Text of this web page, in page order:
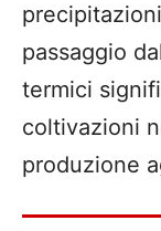
passaggio
termici
coltivazioni
produzione